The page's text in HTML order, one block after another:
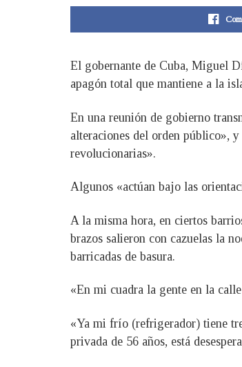
El gobernante de Cuba, Miguel
apagón total que mantiene a la
En una reunión de gobierno
alteraciones del orden público»,
revolucionarias».
Algunos «actúan bajo las
A la misma hora, en ciertos
brazos salieron con cazuelas la
barricadas de basura.
«En mi cuadra la gente en la
«Ya mi frío (refrigerador) tiene
privada de 56 años, está